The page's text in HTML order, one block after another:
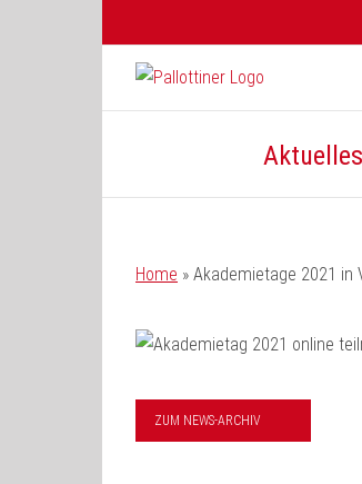
Aktuelles
Home » Akademietage 2021 in
ZUM NEWS-ARCHIV